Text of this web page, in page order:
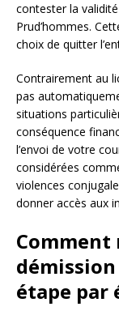
contester la
Prud’hommes.
choix de quitter
Contrairement au
pas
situations
conséquence
l’envoi de votre
considérées
violences
donner accès aux
démission
étape par